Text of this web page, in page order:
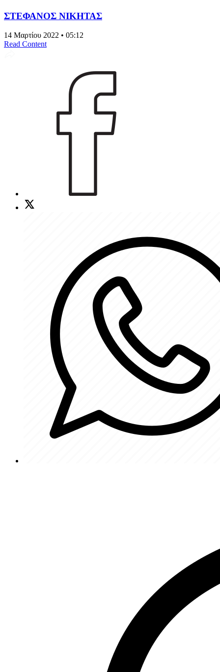
ΣΤΕΦΑΝΟΣ ΝΙΚΗΤΑΣ
14 Μαρτίου 2022 • 05:12
Read Content